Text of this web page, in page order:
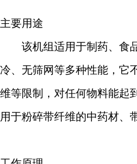
主要用途
该机组适用于制药、食
冷、无筛网等多种性能，它
维等限制，对任何物料能起
用于粉碎带纤维的中药材、